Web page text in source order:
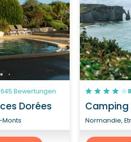
Bewertungen
Dorées Camping
Normandie,